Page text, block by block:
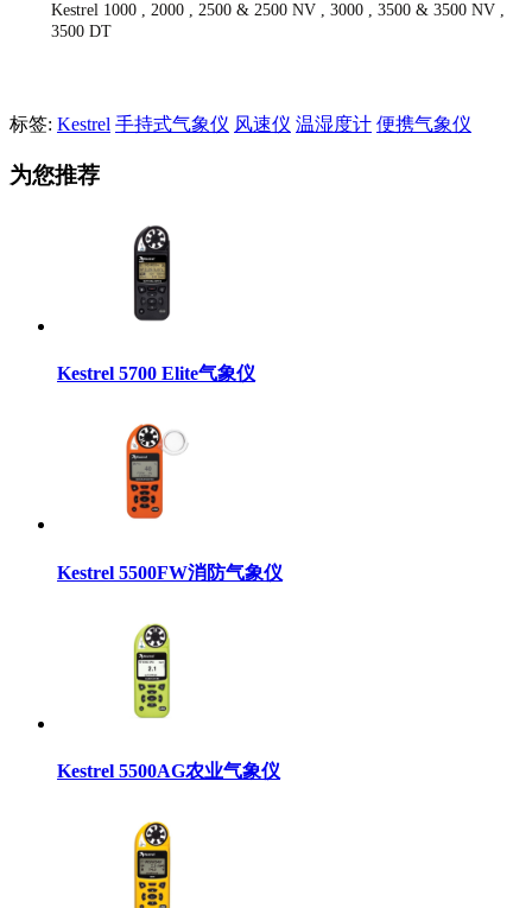
Kestrel 1000 , 2000 , 2500 & 2500 NV , 3000 , 3500 & 3500 NV ,
3500 DT
标签: Kestrel 手持式气象仪 风速仪 温湿度计 便携气象仪
为您推荐
Kestrel 5700 Elite气象仪
Kestrel 5500FW消防气象仪
Kestrel 5500AG农业气象仪